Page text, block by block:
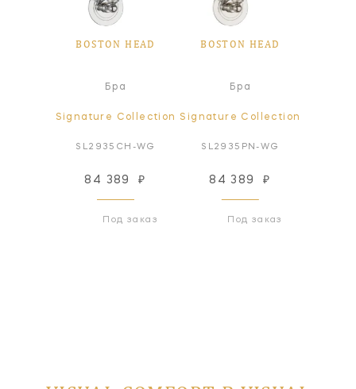
BOSTON HEAD
Бра
Signature Collection
SL2935CH-WG
84 389 ₽
Под заказ
BOSTON HEAD
Бра
Signature Collection
SL2935PN-WG
84 389 ₽
Под заказ